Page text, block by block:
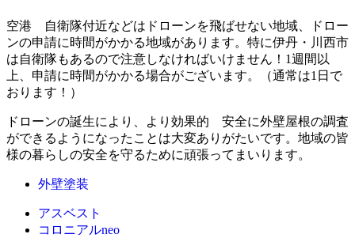
空港 自衛隊付近などはドローンを飛ばせない地域、ドロー
ンの申請に時間がかかる地域があります。特に伊丹・川西市
は自衛隊もあるので注意しなければいけません！1週間以
上、申請に時間がかかる場合がございます。（通常は1日で
おります！）
ドローンの誕生により、より効果的 安全に外壁屋根の調査
ができるようになったことは大変ありがたいです。地域の皆
様の暮らしの安全を守るために頑張ってまいります。
外壁塗装
アスベスト
コロニアルneo